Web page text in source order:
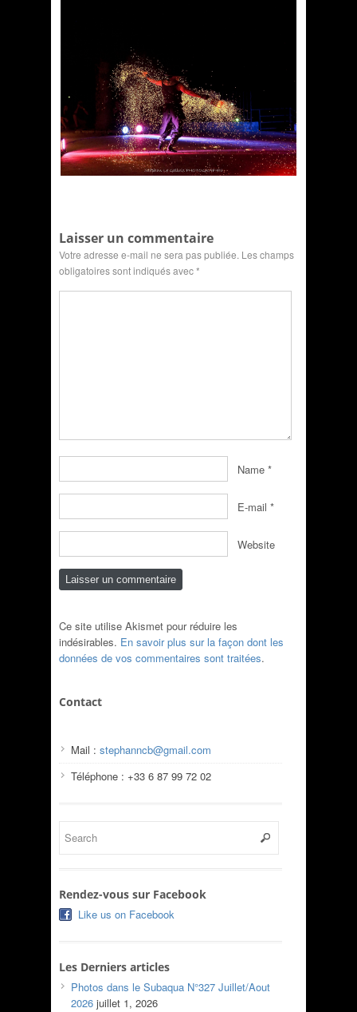
Laisser un commentaire
Votre adresse e-mail ne sera pas publiée. Les champs
obligatoires sont indiqués avec*
Name *
E-mail *
Website
Ce site utilise Akismet pour réduire les
indésirables. En savoir plus sur la façon dont les
données de vos commentaires sont traitées.
Contact
Mail : stephanncb@gmail.com
Téléphone : +33 6 87 99 72 02
Rendez-vous sur Facebook
Like us on Facebook
Les Derniers articles
Photos dans le Subaqua N°327 Juillet/Aout
2026 juillet 1, 2026